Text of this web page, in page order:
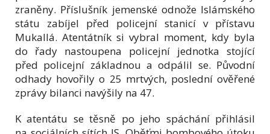
zraněny. Příslušník jemenské odnože Islámského
státu zabíjel před policejní stanicí v přístavu
Mukallá. Atentátník si vybral moment, kdy byla
do řady nastoupena policejní jednotka stojící
před policejní základnou a odpálil se. Původní
odhady hovořily o 25 mrtvých, poslední ověřené
zprávy bilanci navýšily na 47.
K atentátu se těsně po jeho spáchání přihlásil